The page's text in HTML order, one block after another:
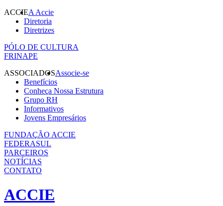
ACCIEA Accie
Diretoria
Diretrizes
PÓLO DE CULTURA
FRINAPE
ASSOCIADOSAssocie-se
Benefícios
Conheça Nossa Estrutura
Grupo RH
Informativos
Jovens Empresários
FUNDAÇÃO ACCIE
FEDERASUL
PARCEIROS
NOTÍCIAS
CONTATO
ACCIE